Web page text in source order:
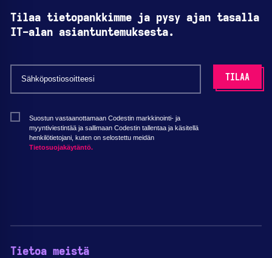
Tilaa tietopankkimme ja pysy ajan tasalla
IT-alan asiantuntemuksesta.
Suostun vastaanottamaan Codestin markkinointi- ja
myyntiviestintää ja sallimaan Codestin tallentaa ja käsitellä
henkilötietojani, kuten on selostettu meidän
Tietosuojakäytäntö.
Tietoa meistä